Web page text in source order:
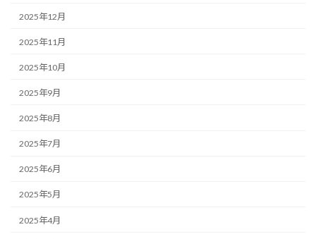
2025年12月
2025年11月
2025年10月
2025年9月
2025年8月
2025年7月
2025年6月
2025年5月
2025年4月